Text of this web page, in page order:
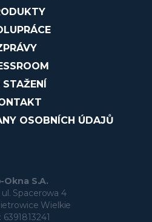
STAŽENÍ
OSOBNÍCH ÚDAJŮ
Okna S.A.
ul. Spacerowa 4
Wielkie
6391813241